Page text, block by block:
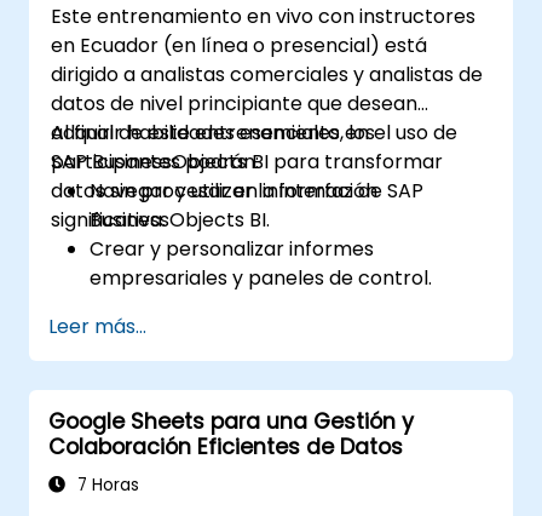
líneas y mapas, y aplicar filtros para
refinar la presentación de los datos.
Desarrollar visualizaciones intermedias,
incluidos mapas geográficos, gráficos de
doble eje, y utilizar jerarquías, grupos y
conjuntos para mejorar el análisis.
Crear campos calculados y parámetros
para generar visualizaciones dinámicas y
personalizadas basadas en entradas del
usuario y funciones lógicas.
Diseñar paneles e historias interactivas,
Este entrenamiento en vivo con instructores
en Ecuador (en línea o presencial) está
dirigido a analistas comerciales y analistas de
datos de nivel principiante que desean
adquirir habilidades esenciales en el uso de
SAP BusinessObjects BI para transformar
datos sin procesar en información
significativa.
Al final de este entrenamiento, los
participantes podrán:
Navegar y utilizar la interfaz de SAP
BusinessObjects BI.
Crear y personalizar informes
empresariales y paneles de control.
herramientas de BI.
Aprovechar funciones avanzadas para
una exploración profunda de datos.
Leer más...
Google Sheets para una Gestión y
Colaboración Eficientes de Datos
7 Horas